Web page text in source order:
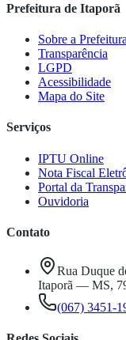
Prefeitura de Itaporã
Sobre a Prefeitura
Transparência
LGPD
Acessibilidade
Mapa do Site
Serviços
IPTU Online
Nota Fiscal
Portal da
Ouvidoria
Contato
Rua Duque
Itaporã — MS,
(067) 3451-